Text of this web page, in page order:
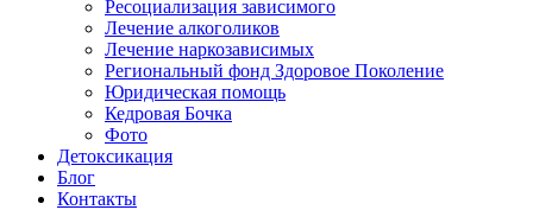
Ресоциализация зависимого
Лечение алкоголиков
Лечение наркозависимых
Региональный фонд Здоровое Поколение
Юридическая помощь
Кедровая Бочка
Фото
Детоксикация
Блог
Контакты